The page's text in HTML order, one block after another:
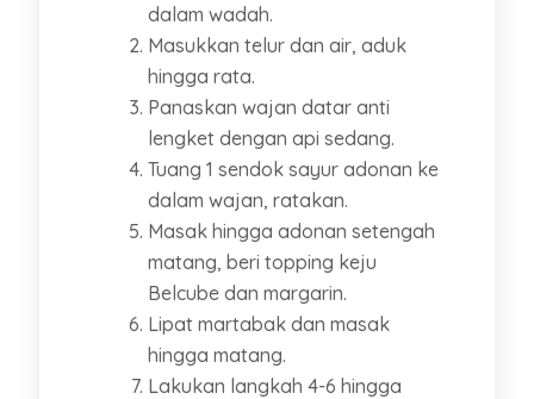
dalam wadah.
Masukkan telur dan air, aduk
hingga rata.
Panaskan wajan datar anti
lengket dengan api sedang.
Tuang 1 sendok sayur adonan ke
dalam wajan, ratakan.
Masak hingga adonan setengah
matang, beri topping keju
Belcube dan margarin.
Lipat martabak dan masak
hingga matang.
Lakukan langkah 4-6 hingga